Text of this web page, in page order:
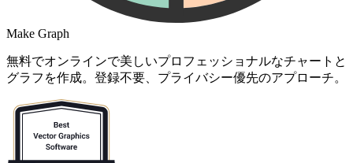
Make Graph
無料でオンラインで美しいプロフェッショナルなチャートと
グラフを作成。登録不要、プライバシー優先のアプローチ。